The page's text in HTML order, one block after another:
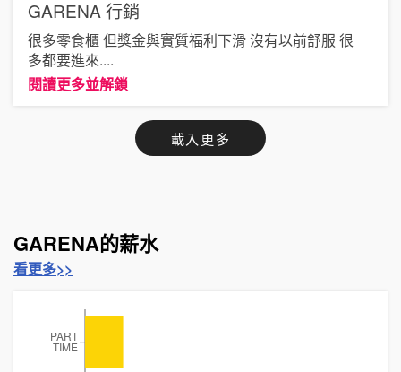
GARENA 行銷
很多零食櫃 但獎金與實質福利下滑 沒有以前舒服 很
多都要進來....
閱讀更多並解鎖
載入更多
GARENA的薪水
看更多>>
PART
TIME